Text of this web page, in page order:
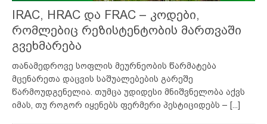
IRAC, HRAC და FRAC – კოდები,
რომლებიც რეზისტენტობის მართვაში
გვეხმარება
თანამედროვე სოფლის მეურნეობის წარმატება
მცენარეთა დაცვის საშუალებების გარეშე
წარმოუდგენელია. თუმცა უდიდესი მნიშვნელობა აქვს
იმას, თუ როგორ იყენებს ფერმერი პესტიციდებს – [...]